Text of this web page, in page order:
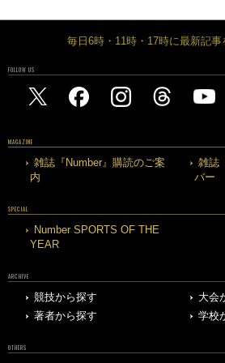
毎日6時・11時・17時に最新記事
FOLLOW US
MAGAZINE
雑誌『Number』購読のご案
内
雑誌
バー
SPECIAL
Number SPORTS OF THE
YEAR
ARCHIVE
競技から探す
大会
著者から探す
学校
OTHERS